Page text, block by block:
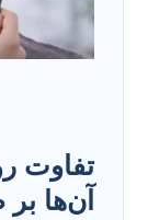
تفاوت
آن‌ها